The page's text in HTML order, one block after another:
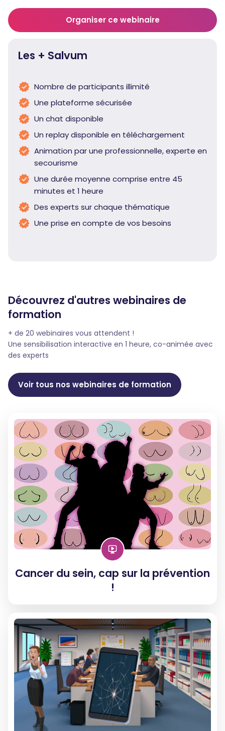
Organiser ce webinaire
Les + Salvum
Nombre de participants illimité
Une plateforme sécurisée
Un chat disponible
Un replay disponible en téléchargement
Animation par une professionnelle, experte en
secourisme
Une durée moyenne comprise entre 45
minutes et 1 heure
Des experts sur chaque thématique
Une prise en compte de vos besoins
Découvrez d'autres webinaires de
formation
+ de 20 webinaires vous attendent !
Une sensibilisation interactive en 1 heure, co-animée avec
des experts
Voir tous nos webinaires de formation
Cancer du sein, cap sur la prévention
!